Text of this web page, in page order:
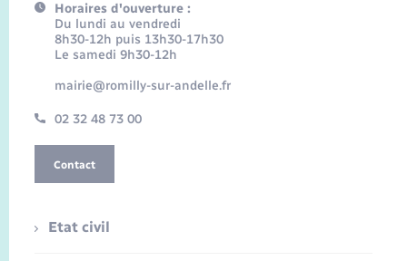
Horaires d'ouverture :
Du lundi au vendredi
8h30-12h puis 13h30-17h30
Le samedi 9h30-12h
mairie@romilly-sur-andelle.fr
02 32 48 73 00
Contact
Etat civil